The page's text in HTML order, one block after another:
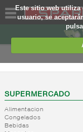
Este sitio web utiliza
usuario, se
SOMOS
WEB
SUPERMERCADO
Alimentacion
Congelados
Bebidas